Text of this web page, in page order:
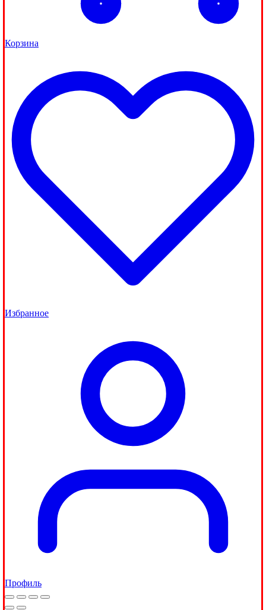
Корзина
Избранное
Профиль